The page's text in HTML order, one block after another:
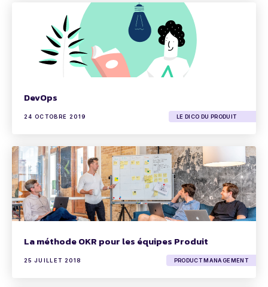
DevOps
24 OCTOBRE 2019 LE DICO DU PRODUIT
La méthode OKR pour les équipes Produit
25 JUILLET 2018 PRODUCT MANAGEMENT